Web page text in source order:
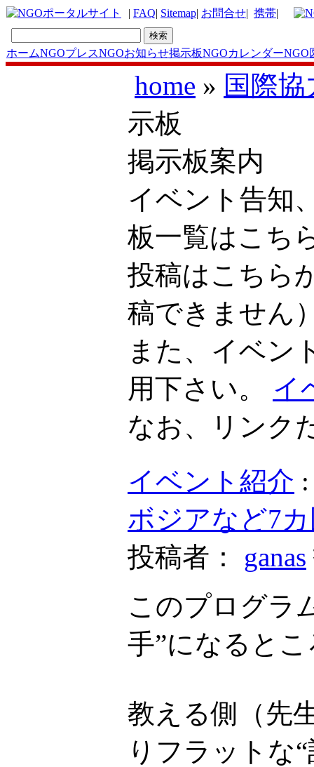
| FAQ| Sitemap| お問合せ| 携帯|
ホームNGOプレスNGOお知らせ掲示板NGOカレンダーNGO
home » 国際
示板
掲示板案内
イベント告知
板一覧はこ
投稿はこち
稿できません
また、イベン
用下さい。 イ
なお、リンク
イベント紹介
ボジアなど7
投稿者： ganas
このプログラ
手”になると
教える側（先
りフラットな